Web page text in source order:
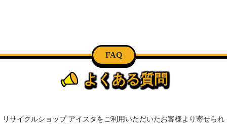
FAQ
よくある質問
リサイクルショップ アイスタをご利用いただいたお客様より寄せられ